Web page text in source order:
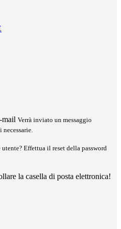
mail Verrà inviato un messaggio
Effettua il reset della password
la casella di posta elettronica!